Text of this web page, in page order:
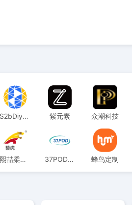
S2bDiy柔性定制 紫元素 众潮科技
熙喆柔性定制 37POD供应链平台 蜂鸟定制